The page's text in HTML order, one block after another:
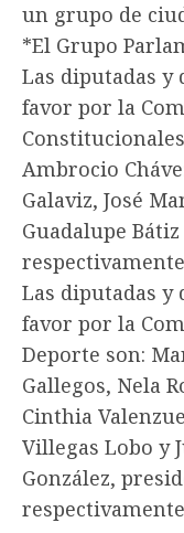
un grupo de
*El Grupo
Las diputadas y
favor por la
Ambrocio
Galaviz, José
Guadalupe
Las diputadas y
favor por la
Deporte son:
Gallegos, Nela
Cinthia
Villegas Lobo y
González,
respectivamente